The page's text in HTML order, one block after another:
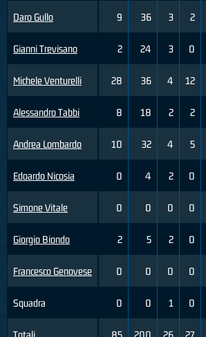
Daro Gullo
Gianni Trevisano
Michele Venturelli
Alessandro Tabbi
Andrea Lombardo
Edoardo Nicosia
Simone Vitale
Giorgio Biondo
Francesco Genovese
Squadra
9 36 3 2
2 24 3 0
28 36 4 12
8 18 2 2
10 32 4 5
0 4 2 0
0 0 0 0
2 5 2 0
0 0 0 0
0 0 1 0